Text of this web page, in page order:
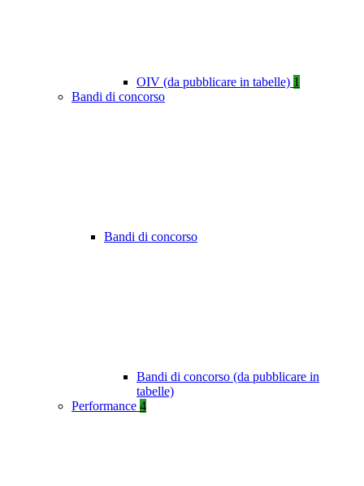
OIV (da pubblicare in tabelle) 1
Bandi di concorso
Bandi di concorso
Bandi di concorso (da pubblicare in
tabelle)
Performance 4